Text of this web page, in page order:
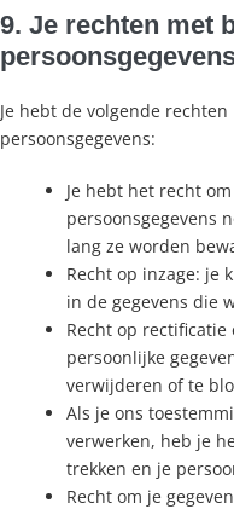
9. Je rechten met
Je hebt de volgende
persoonsgegevens:
Je hebt het recht
persoonsgegevens
lang ze worden
Recht op inzage: je
in de gegevens die
Recht op
persoonlijke
verwijderen of te
Als je ons
verwerken, heb je
trekken en je
Recht om je